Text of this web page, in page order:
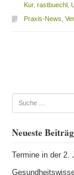
Kur, rastbuechl,
Praxis-News
Suche
Neueste
Termine in der 2.